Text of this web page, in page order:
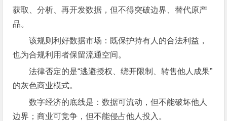
获取、分析、再开发数据，但不得突破边界、替代原产
品。
该规则利好数据市场：既保护持有人的合法利益，
也为合规利用者保留流通空间。
法律否定的是“逃避授权、绕开限制、转售他人成果”
的灰色商业模式。
数字经济的底线是：数据可流动，但不能破坏他人
边界；商业可竞争，但不能侵占他人投入。